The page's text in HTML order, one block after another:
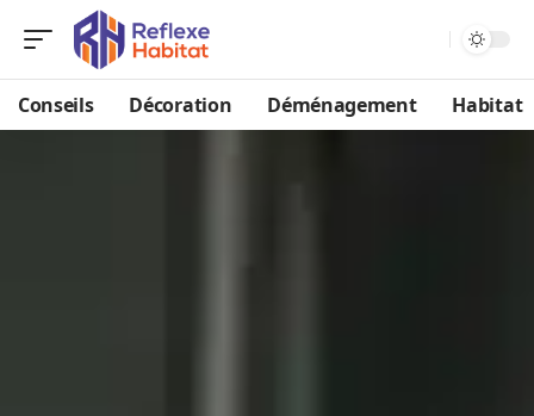
Conseils Décoration Déménagement Habitat